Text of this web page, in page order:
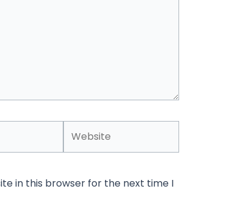
in this browser for the next time I